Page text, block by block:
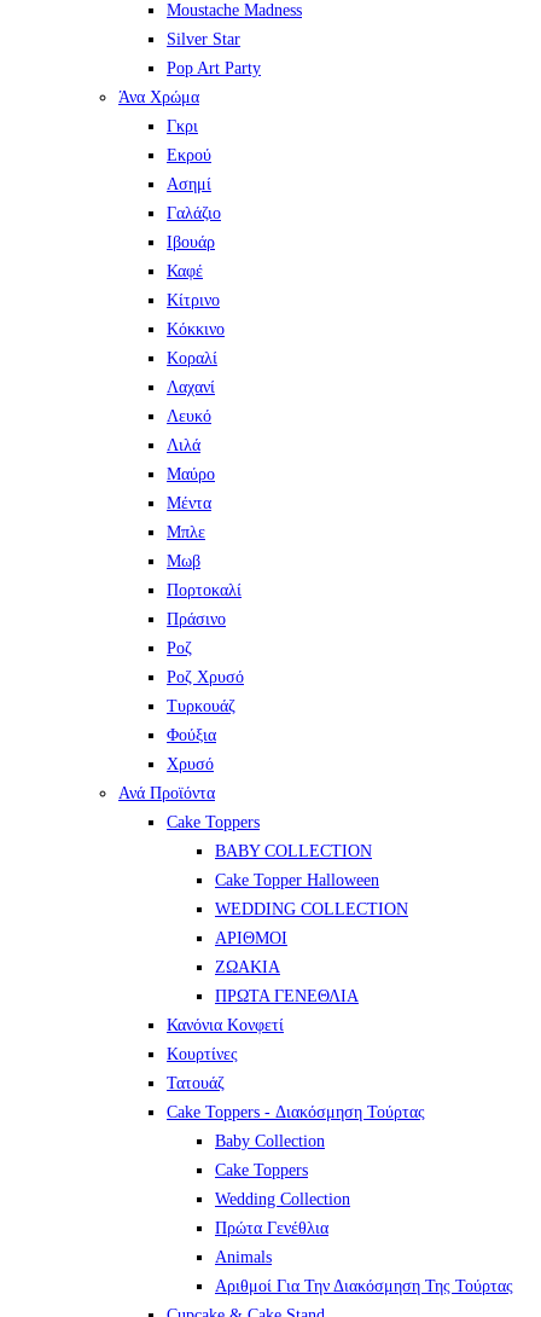
Moustache Madness
Silver Star
Pop Art Party
Άνα Χρώμα
Γκρι
Εκρού
Ασημί
Γαλάζιο
Ιβουάρ
Καφέ
Κίτρινο
Κόκκινο
Κοραλί
Λαχανί
Λευκό
Λιλά
Μαύρο
Μέντα
Μπλε
Μωβ
Πορτοκαλί
Πράσινο
Ροζ
Ροζ Χρυσό
Τυρκουάζ
Φούξια
Χρυσό
Ανά Προϊόντα
Cake Toppers
BABY COLLECTION
Cake Topper Halloween
WEDDING COLLECTION
ΑΡΙΘΜΟΙ
ΖΩΑΚΙΑ
ΠΡΩΤΑ ΓΕΝΕΘΛΙΑ
Κανόνια Κονφετί
Κουρτίνες
Τατουάζ
Cake Toppers - Διακόσμηση Τούρτας
Baby Collection
Cake Toppers
Wedding Collection
Πρώτα Γενέθλια
Animals
Αριθμοί Για Την Διακόσμηση Της Τούρτας